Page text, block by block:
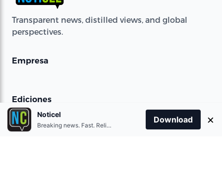
Transparent news, distilled views, and global
perspectives.
Empresa
Ediciones
Spanish
Noticel
Breaking news. Fast. Reliable.
Download ×